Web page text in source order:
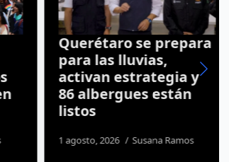
Querétaro se prepara
para las lluvias,
activan estrategia y
86 albergues están
listos
1 agosto, 2026 Susana Ramos